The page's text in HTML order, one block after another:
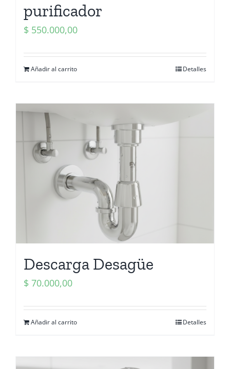
purificador
$ 550.000,00
Añadir al carrito Detalles
Descarga Desagüe
$ 70.000,00
Añadir al carrito Detalles